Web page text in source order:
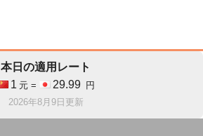
本日の適用レート
1 元 = 29.99
円
2026年8月9日更新